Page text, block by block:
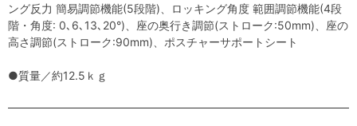
ング反力 簡易調節機能(5段階)、ロッキング角度 範囲調節機能(4段
階・角度: 0､6､13､20°)、座の奥行き調節(ストローク:50mm)、座の
高さ調節(ストローク:90mm)、ポスチャーサポートシート
●質量／約12.5ｋｇ